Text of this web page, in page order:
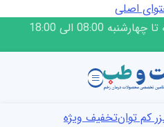
اصلی
08:00 الی 18:00
کم توانتخفیف ویژه